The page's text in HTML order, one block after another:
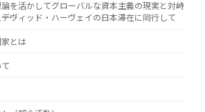
を活かしてグローバルな資本主義の現実と対峙
デヴィッド・ハーヴェイの日本滞在に同行して
とは